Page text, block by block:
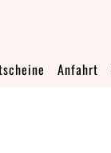
Anfahrt